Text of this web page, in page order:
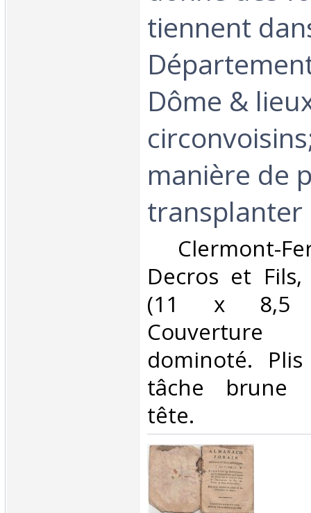
tiennent
Dôme &
manière de
transplanter
Clermont-
Decros et
(11 x 8,5
dominoté.
tâche brune
tête. ‎